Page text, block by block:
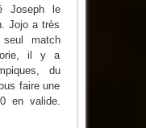
Joseph le
Jojo a très
match
il y a
du
faire une
en valide.